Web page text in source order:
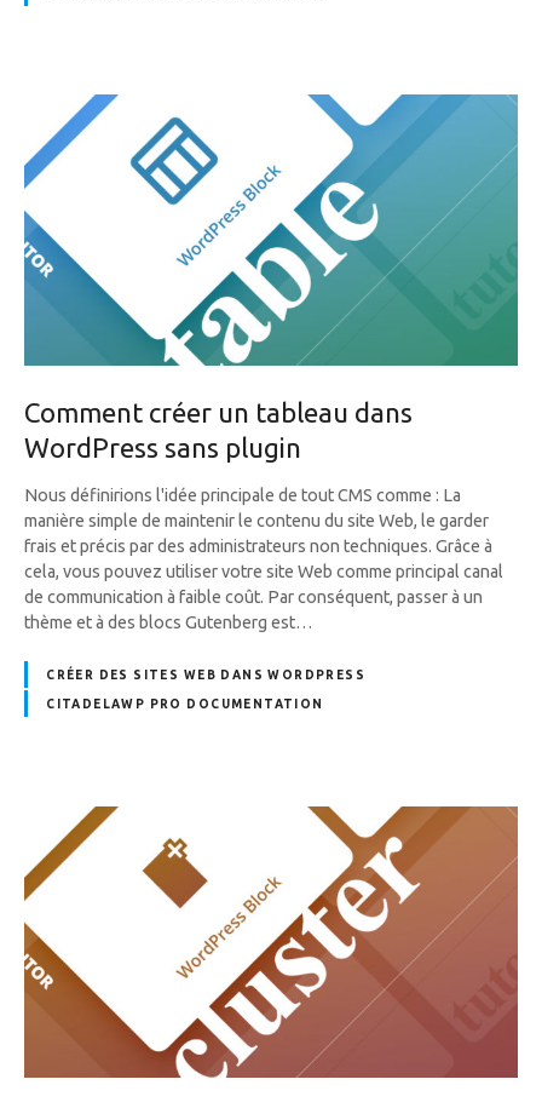
Comment créer un tableau dans
WordPress sans plugin
Nous définirions l'idée principale de tout CMS comme : La
manière simple de maintenir le contenu du site Web, le garder
frais et précis par des administrateurs non techniques. Grâce à
cela, vous pouvez utiliser votre site Web comme principal canal
de communication à faible coût. Par conséquent, passer à un
thème et à des blocs Gutenberg est…
CRÉER DES SITES WEB DANS WORDPRESS
CITADELAWP PRO DOCUMENTATION